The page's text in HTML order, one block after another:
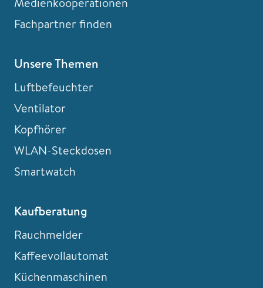
Fachpartner finden
Unsere Themen
Luftbefeuchter
Ventilator
Kopfhörer
WLAN-Steckdosen
Smartwatch
Kaufberatung
Rauchmelder
Kaffeevollautomat
Küchenmaschinen